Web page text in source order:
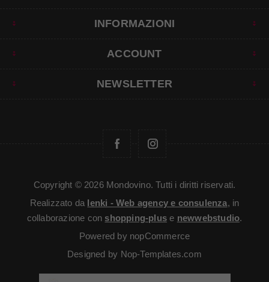
INFORMAZIONI
ACCOUNT
NEWSLETTER
Copyright © 2026 Mondovino. Tutti i diritti riservati.
Realizzato da Ienki - Web agency e consulenza, in
collaborazione con shopping-plus e newwebstudio.
Powered by nopCommerce
Designed by Nop-Templates.com